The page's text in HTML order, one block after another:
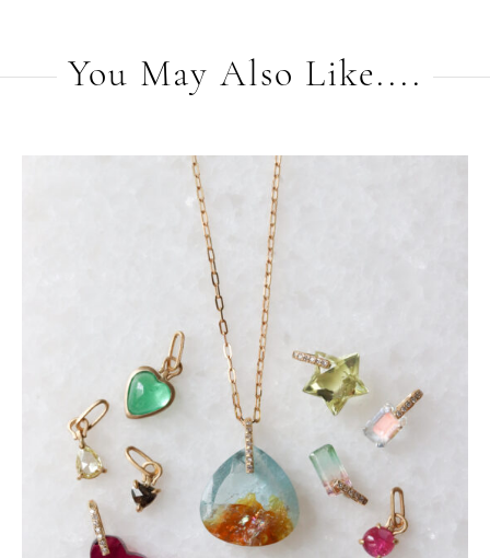
You May Also Like....